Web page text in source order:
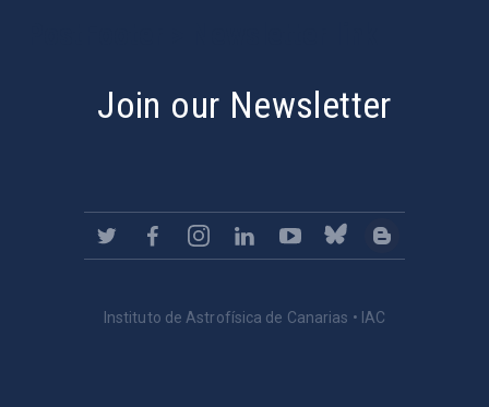
Join our Newsletter
Instituto de Astrofísica de Canarias • IAC